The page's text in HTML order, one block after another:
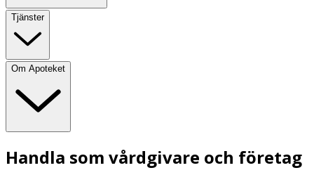
Tjänster
Om Apoteket
Handla som vårdgivare och företag